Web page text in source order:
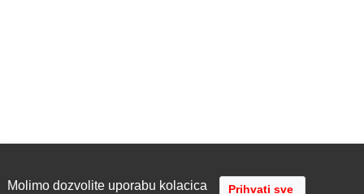
Molimo dozvolite uporabu kolacica